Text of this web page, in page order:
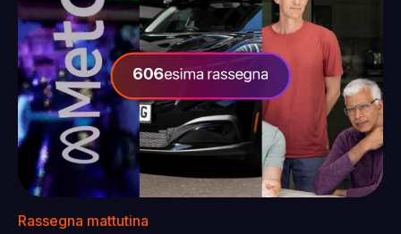
Rassegna mattutina